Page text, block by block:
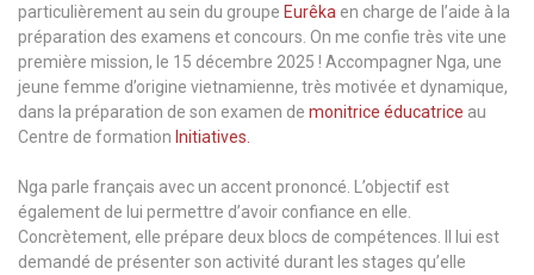
particulièrement au sein du groupe Eurêka en charge de l’aide à la
préparation des examens et concours. On me confie très vite une
première mission, le 15 décembre 2025 ! Accompagner Nga, une
jeune femme d’origine vietnamienne, très motivée et dynamique,
dans la préparation de son examen de monitrice éducatrice au
Centre de formation Initiatives.
Nga parle français avec un accent prononcé. L’objectif est
également de lui permettre d’avoir confiance en elle.
Concrètement, elle prépare deux blocs de compétences. Il lui est
demandé de présenter son activité durant les stages qu’elle